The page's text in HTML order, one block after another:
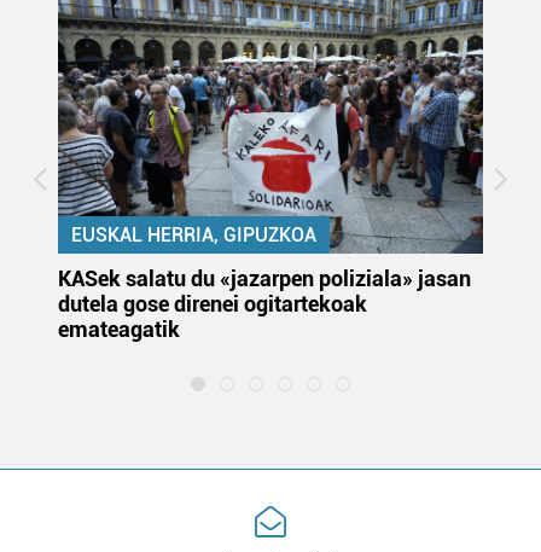
EUSKAL HERRIA, GIPUZKOA
KASek salatu du «jazarpen poliziala» jasan
dutela gose direnei ogitartekoak
emateagatik